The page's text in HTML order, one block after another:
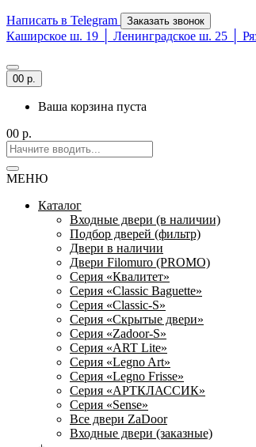
Написать в Telegram Заказать звонок
Каширское ш. 19 │ Ленинградское ш. 25 │
00 р.
Ваша корзина пуста
00 р.
МЕНЮ
Каталог
Входные двери (в наличии)
Подбор дверей (фильтр)
Двери в наличии
Двери Filomuro (PROMO)
Серия «Квалитет»
Серия «Classic Baguette»
Серия «Classic-S»
Серия «Скрытые двери»
Серия «Zadoor-S»
Серия «ART Lite»
Серия «Legno Art»
Серия «Legno Frisse»
Серия «АРТКЛАССИК»
Серия «Sense»
Все двери ZaDoor
Входные двери (заказные)